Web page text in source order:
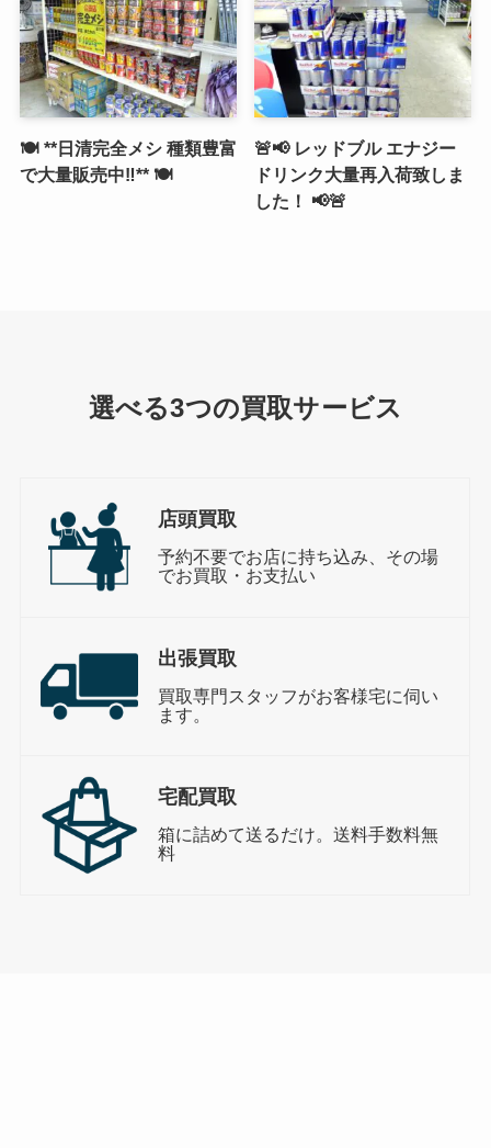
🍽️ **日清完全メシ 種類豊富
で大量販売中‼️** 🍽️
🚨📢 レッドブル エナジー
ドリンク大量再入荷致しま
した！ 📢🚨
選べる3つの買取サービス
店頭買取
予約不要でお店に持ち込み、その場
でお買取・お支払い
出張買取
買取専門スタッフがお客様宅に伺い
ます。
宅配買取
箱に詰めて送るだけ。送料手数料無
料